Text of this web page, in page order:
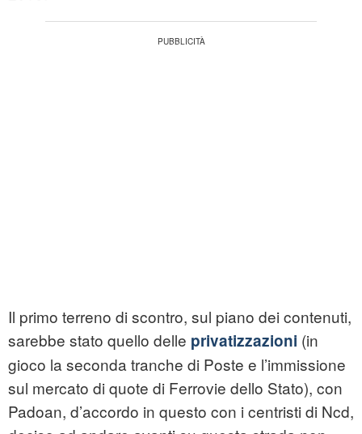
Il primo terreno di scontro, sul piano dei contenuti,
sarebbe stato quello delle privatizzazioni (in
gioco la seconda tranche di Poste e l’immissione
sul mercato di quote di Ferrovie dello Stato), con
Padoan, d’accordo in questo con i centristi di Ncd,